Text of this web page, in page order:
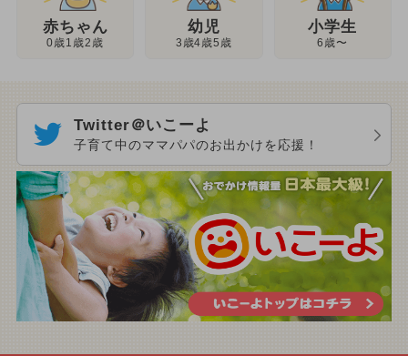
赤ちゃん
0歳1歳2歳
幼児
3歳4歳5歳
小学生
6歳〜
Twitter＠いこーよ
子育て中のママパパのお出かけを応援！